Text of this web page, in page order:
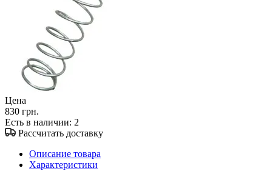
Цена
830 грн.
Есть в наличии: 2
Рассчитать доставку
Описание товара
Характеристики